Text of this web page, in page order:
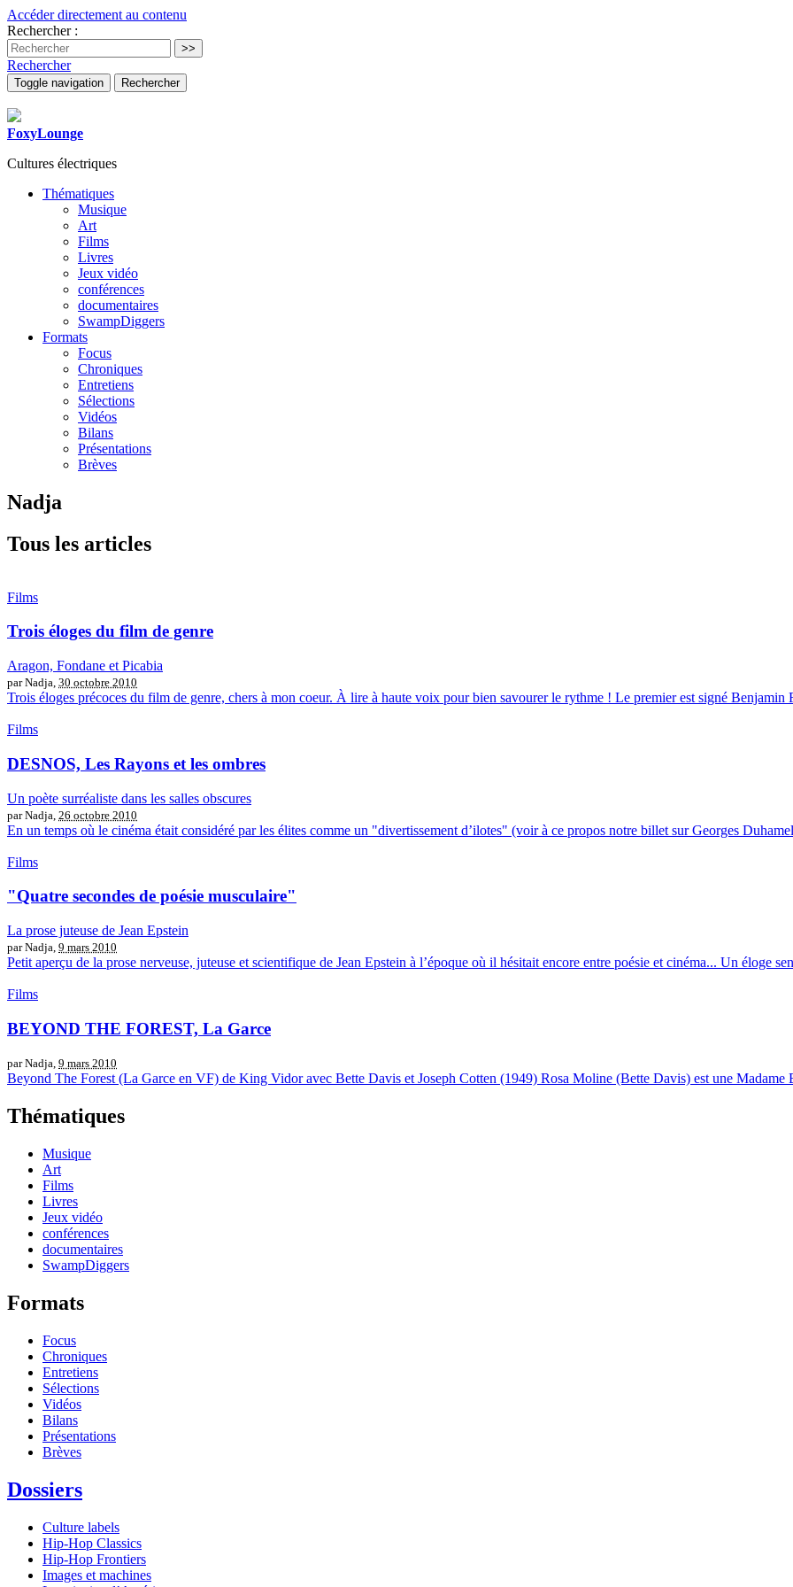
Accéder directement au contenu
Rechercher :
Rechercher
Toggle navigation Rechercher
FoxyLounge
Cultures électriques
Thématiques
Musique
Art
Films
Livres
Jeux vidéo
conférences
documentaires
SwampDiggers
Formats
Focus
Chroniques
Entretiens
Sélections
Vidéos
Bilans
Présentations
Brèves
Nadja
Tous les articles
Films
Trois éloges du film de genre
Aragon, Fondane et Picabia
par Nadja, 30 octobre 2010
Trois éloges précoces du film de genre, chers à mon coeur. À lire à haute voix pour bien savourer le rythme ! Le premier est signé Benjamin
Films
DESNOS, Les Rayons et les ombres
Un poète surréaliste dans les salles obscures
par Nadja, 26 octobre 2010
En un temps où le cinéma était considéré par les élites comme un "divertissement d’ilotes" (voir à ce propos notre billet sur Georges
Films
"Quatre secondes de poésie musculaire"
La prose juteuse de Jean Epstein
par Nadja, 9 mars 2010
Petit aperçu de la prose nerveuse, juteuse et scientifique de Jean Epstein à l’époque où il hésitait encore entre poésie et cinéma... Un éloge
Films
BEYOND THE FOREST, La Garce
par Nadja, 9 mars 2010
Beyond The Forest (La Garce en VF) de King Vidor avec Bette Davis et Joseph Cotten (1949) Rosa Moline (Bette Davis) est une Madame
Thématiques
Musique
Art
Films
Livres
Jeux vidéo
conférences
documentaires
SwampDiggers
Formats
Focus
Chroniques
Entretiens
Sélections
Vidéos
Bilans
Présentations
Brèves
Dossiers
Culture labels
Hip-Hop Classics
Hip-Hop Frontiers
Images et machines